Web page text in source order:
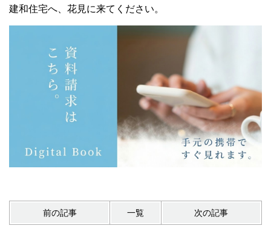
建和住宅へ、花見に来てください。
前の記事 一覧 次の記事